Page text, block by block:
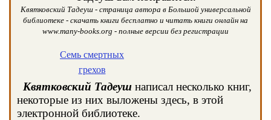
Квятковский Тадеуш - страница автора в Большой универсальной
библиотеке - скачать книги бесплатно и читать книги онлайн на
www.many-books.org - полные версии без регистрации
Семь смертных
грехов
Квятковский Тадеуш написал несколько книг,
некоторые из них выложены здесь, в этой
электронной библиотеке.